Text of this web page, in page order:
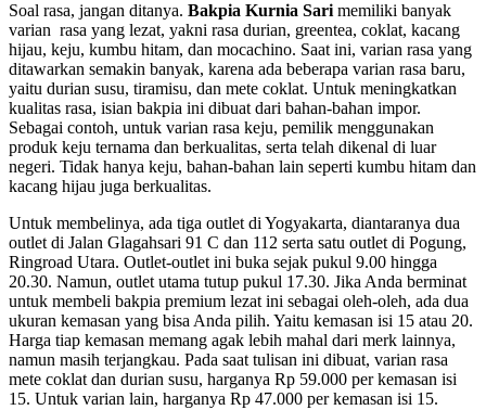
Soal rasa, jangan ditanya. Bakpia Kurnia Sari memiliki banyak
varian rasa yang lezat, yakni rasa durian, greentea, coklat, kacang
hijau, keju, kumbu hitam, dan mocachino. Saat ini, varian rasa yang
ditawarkan semakin banyak, karena ada beberapa varian rasa baru,
yaitu durian susu, tiramisu, dan mete coklat. Untuk meningkatkan
kualitas rasa, isian bakpia ini dibuat dari bahan-bahan impor.
Sebagai contoh, untuk varian rasa keju, pemilik menggunakan
produk keju ternama dan berkualitas, serta telah dikenal di luar
negeri. Tidak hanya keju, bahan-bahan lain seperti kumbu hitam dan
kacang hijau juga berkualitas.
Untuk membelinya, ada tiga outlet di Yogyakarta, diantaranya dua
outlet di Jalan Glagahsari 91 C dan 112 serta satu outlet di Pogung,
Ringroad Utara. Outlet-outlet ini buka sejak pukul 9.00 hingga
20.30. Namun, outlet utama tutup pukul 17.30. Jika Anda berminat
untuk membeli bakpia premium lezat ini sebagai oleh-oleh, ada dua
ukuran kemasan yang bisa Anda pilih. Yaitu kemasan isi 15 atau 20.
Harga tiap kemasan memang agak lebih mahal dari merk lainnya,
namun masih terjangkau. Pada saat tulisan ini dibuat, varian rasa
mete coklat dan durian susu, harganya Rp 59.000 per kemasan isi
15. Untuk varian lain, harganya Rp 47.000 per kemasan isi 15.